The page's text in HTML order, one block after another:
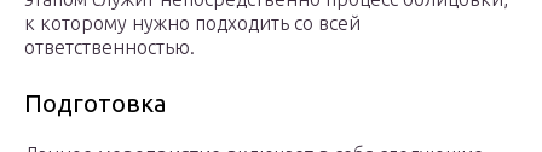
к которому нужно подходить со всей
ответственностью.
Подготовка